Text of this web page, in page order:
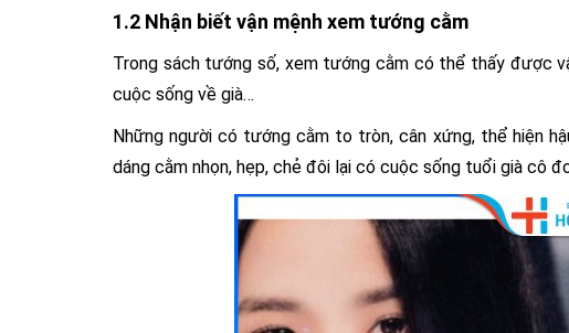
1.2 Nhận biết vận mệnh xem tướng cằm
Trong sách tướng số, xem tướng cằm có thể thấy được
cuộc sống về già…
Những người có tướng cằm to tròn, cân xứng, thể hiện
dáng cằm nhọn, hẹp, chẻ đôi lại có cuộc sống tuổi già cô